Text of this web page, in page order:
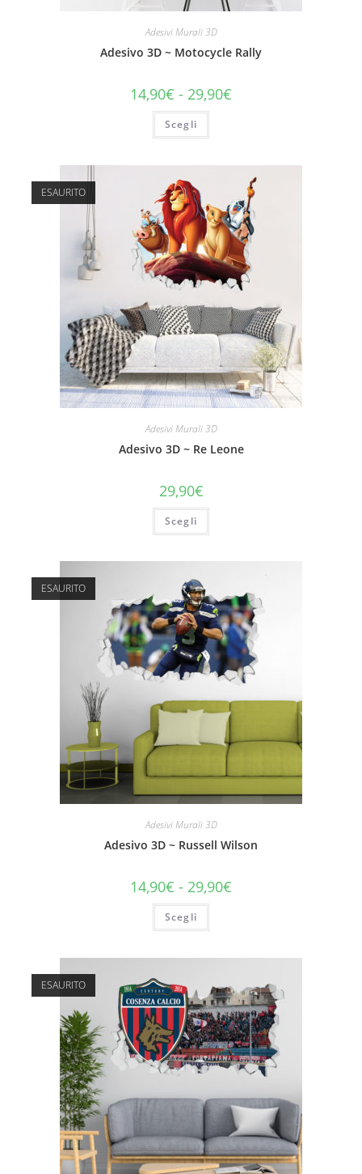
Adesivi Murali 3D
Adesivo 3D ~ Motocycle Rally
14,90€ - 29,90€
Scegli
ESAURITO
Adesivi Murali 3D
Adesivo 3D ~ Re Leone
29,90€
Scegli
ESAURITO
Adesivi Murali 3D
Adesivo 3D ~ Russell Wilson
14,90€ - 29,90€
Scegli
ESAURITO